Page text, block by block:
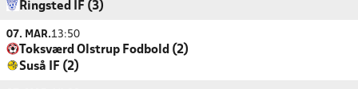
Ringsted IF (3)
07. MAR.13:50
Toksværd Olstrup Fodbold (2)
Suså IF (2)